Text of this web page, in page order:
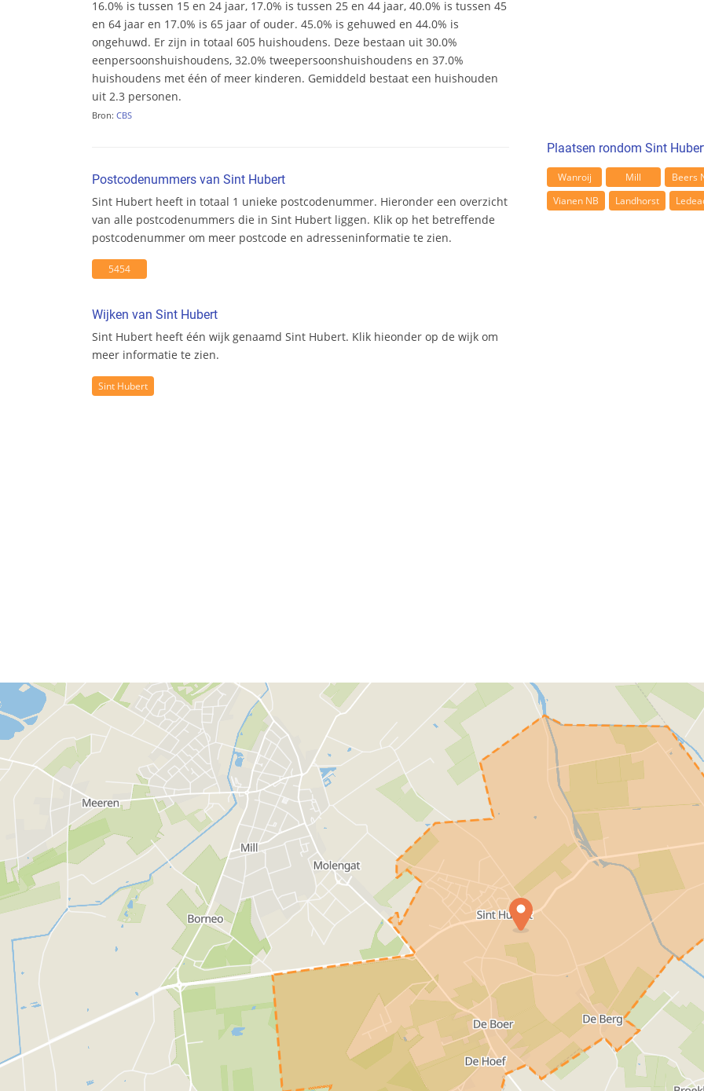
16.0% is tussen 15 en 24 jaar, 17.0% is tussen 25 en 44 jaar, 40.0% is tussen 45
en 64 jaar en 17.0% is 65 jaar of ouder. 45.0% is gehuwed en 44.0% is
ongehuwd. Er zijn in totaal 605 huishoudens. Deze bestaan uit 30.0%
eenpersoonshuishoudens, 32.0% tweepersoonshuishoudens en 37.0%
huishoudens met één of meer kinderen. Gemiddeld bestaat een huishouden
uit 2.3 personen.
Bron: CBS
Postcodenummers van Sint Hubert
Sint Hubert heeft in totaal 1 unieke postcodenummer. Hieronder een overzicht
van alle postcodenummers die in Sint Hubert liggen. Klik op het betreffende
postcodenummer om meer postcode en adresseninformatie te zien.
5454
Wijken van Sint Hubert
Sint Hubert heeft één wijk genaamd Sint Hubert. Klik hieonder op de wijk om
meer informatie te zien.
Sint Hubert
Plaatsen rondom Sint
Wanroij Mill Beers
Vianen NB
Landhorst